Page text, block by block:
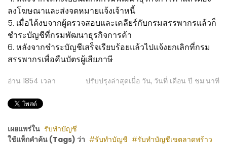
ลงโฆษณาและส่งจดหมายแจ้งเจ้าหนี้
5. เมื่อได้งบจากผู้ตรวจสอบและเคลียร์กับกรมสรรพากรแล้วก็
ชำระบัญชีที่กรมพัฒนาธุรกิจการค้า
6. หลังจากชำระบัญชีเสร็จเรียบร้อยแล้วไปแจ้งยกเลิกที่กรม
สรรพากรเพื่อคืนบัตรผู้เสียภาษี
อ่าน 1854 เวลา ปรับปรุงล่าสุดเมื่อ วัน, วันที่ เดือน ปี ชม:นาที
เผยแพร่ใน รับทำบัญชี
ใช้แท็กคำค้น (Tags) ว่า
รับทำบัญชี
รับทำบัญชีเขตลาดพร้าว